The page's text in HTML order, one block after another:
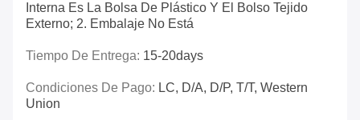
Interna Es La Bolsa De Plástico Y El Bolso Tejido
Externo; 2. Embalaje No Está
Tiempo De Entrega: 15-20days
Condiciones De Pago: LC, D/A, D/P, T/T, Western
Union